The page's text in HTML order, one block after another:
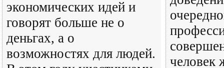
экономических идей и
говорят больше не о
деньгах, а о
возможностях для людей.
человек